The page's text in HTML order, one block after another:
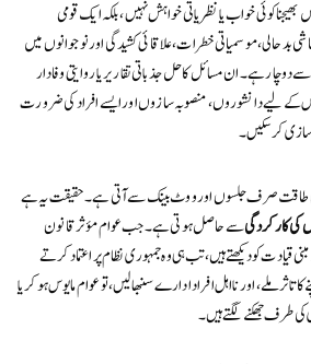
کوئی خواب یا نظریاتی خواہش نہیں، بلکہ ایک قومی
موسمیاتی خطرات، علاقائی کشیدگی اور نوجوانوں میں
دوچار ہے۔ ان مسائل کا حل جذباتی تقاریر یا روایتی وفادار
کے لیے دانشوروں، منصوبہ سازوں اور ایسے افراد کی ضرورت
کر سکیں۔
طاقت صرف جلسوں اور ووٹ بینک سے آتی ہے۔ حقیقت یہ ہے
کی کارکردگیسے حاصل ہوتی ہے۔ جب عوام مؤثر قانون
قیادت کو دیکھتے ہیں، تب ہی وہ جمہوری نظام پر اعتماد کرتے
ملے، اور نااہل افراد ادارے سنبھالیں، تو عوام مایوس ہو کر یا
طرف جھکنے لگتے ہیں۔